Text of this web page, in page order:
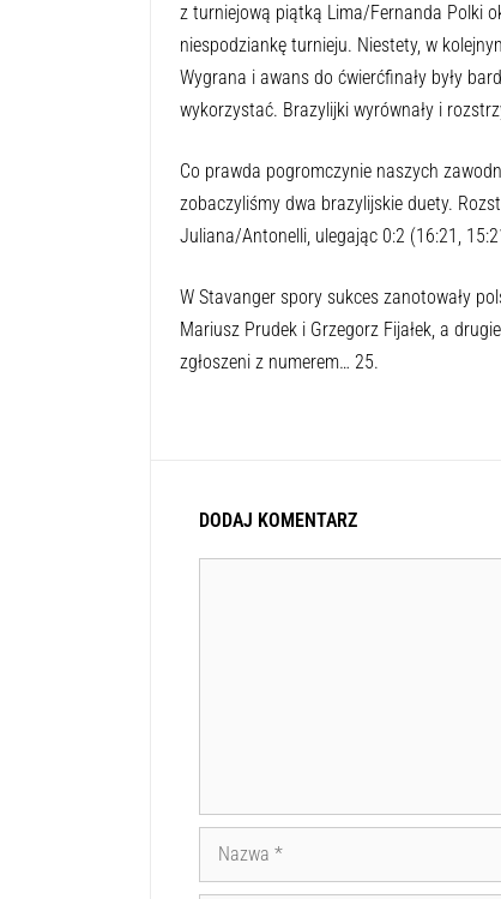
z turniejową piątką Lima/Fernanda Polki
niespodziankę turnieju. Niestety, w
Wygrana i awans do ćwierćfinały były
wykorzystać. Brazylijki wyrównały i
Co prawda pogromczynie naszych
zobaczyliśmy dwa brazylijskie duety.
Juliana/Antonelli, ulegając 0:2 (16:21,
W Stavanger spory sukces zanotowały
Mariusz Prudek i Grzegorz Fijałek, a
zgłoszeni z numerem… 25.
DODAJ KOMENTARZ